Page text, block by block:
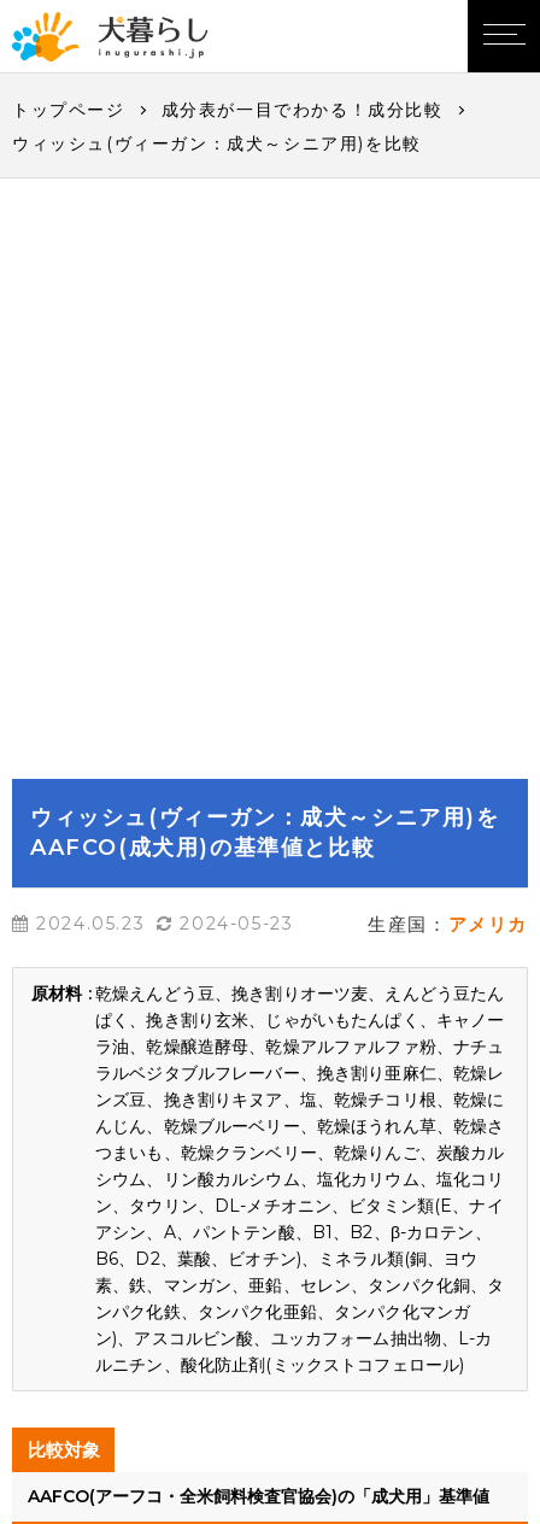
トップページ
成分表が一目でわかる！成分比較
ウィッシュ(ヴィーガン：成犬～シニア用)を比較
ウィッシュ(ヴィーガン：成犬～シニア用)を
AAFCO(成犬用)の基準値と比較
2024.05.23 2024-05-23 生産国： アメリカ
乾燥えんどう豆、挽き割りオーツ麦、えんどう豆たん
ぱく、挽き割り玄米、じゃがいもたんぱく、キャノー
ラ油、乾燥醸造酵母、乾燥アルファルファ粉、ナチュ
ラルベジタブルフレーバー、挽き割り亜麻仁、乾燥レ
ンズ豆、挽き割りキヌア、塩、乾燥チコリ根、乾燥に
んじん、乾燥ブルーベリー、乾燥ほうれん草、乾燥さ
つまいも、乾燥クランベリー、乾燥りんご、炭酸カル
シウム、リン酸カルシウム、塩化カリウム、塩化コリ
ン、タウリン、DL-メチオニン、ビタミン類(E、ナイ
アシン、A、パントテン酸、B1、B2、β-カロテン、
B6、D2、葉酸、ビオチン)、ミネラル類(銅、ヨウ
素、鉄、マンガン、亜鉛、セレン、タンパク化銅、タ
ンパク化鉄、タンパク化亜鉛、タンパク化マンガ
ン)、アスコルビン酸、ユッカフォーム抽出物、L-カ
ルニチン、酸化防止剤(ミックストコフェロール)
比較対象
AAFCO(アーフコ・全米飼料検査官協会)の「成犬用」基準値